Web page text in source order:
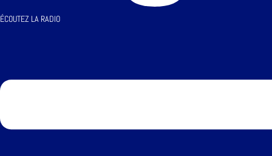
ÉCOUTEZ LA RADIO